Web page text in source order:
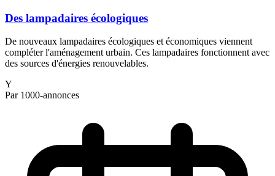
Des lampadaires écologiques
De nouveaux lampadaires écologiques et économiques viennent
compléter l'aménagement urbain. Ces lampadaires fonctionnent avec
des sources d'énergies renouvelables.
Y
Par 1000-annonces